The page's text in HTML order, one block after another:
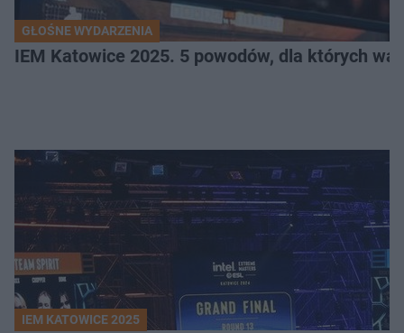
GŁOŚNE WYDARZENIA
IEM Katowice 2025. 5 powodów, dla których
IEM KATOWICE 2025